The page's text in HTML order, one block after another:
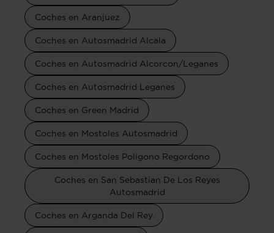
Coches en Aranjuez
Coches en Autosmadrid Alcala
Coches en Autosmadrid Alcorcon/Leganes
Coches en Autosmadrid Leganes
Coches en Green Madrid
Coches en Mostoles Autosmadrid
Coches en Mostoles Poligono Regordono
Coches en San Sebastian De Los Reyes
Autosmadrid
Coches en Arganda Del Rey